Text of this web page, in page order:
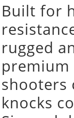
Built for
rugged
shooters
knocks